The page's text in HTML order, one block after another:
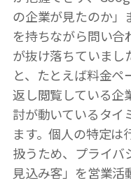
の企業が見たのか」
を持ちながら問い合
が抜け落ちていまし
と、たとえば料金ペ
返し閲覧している企
討が動いているタイ
ます。個人の特定は
扱うため、プライバ
見込み客」を営業活